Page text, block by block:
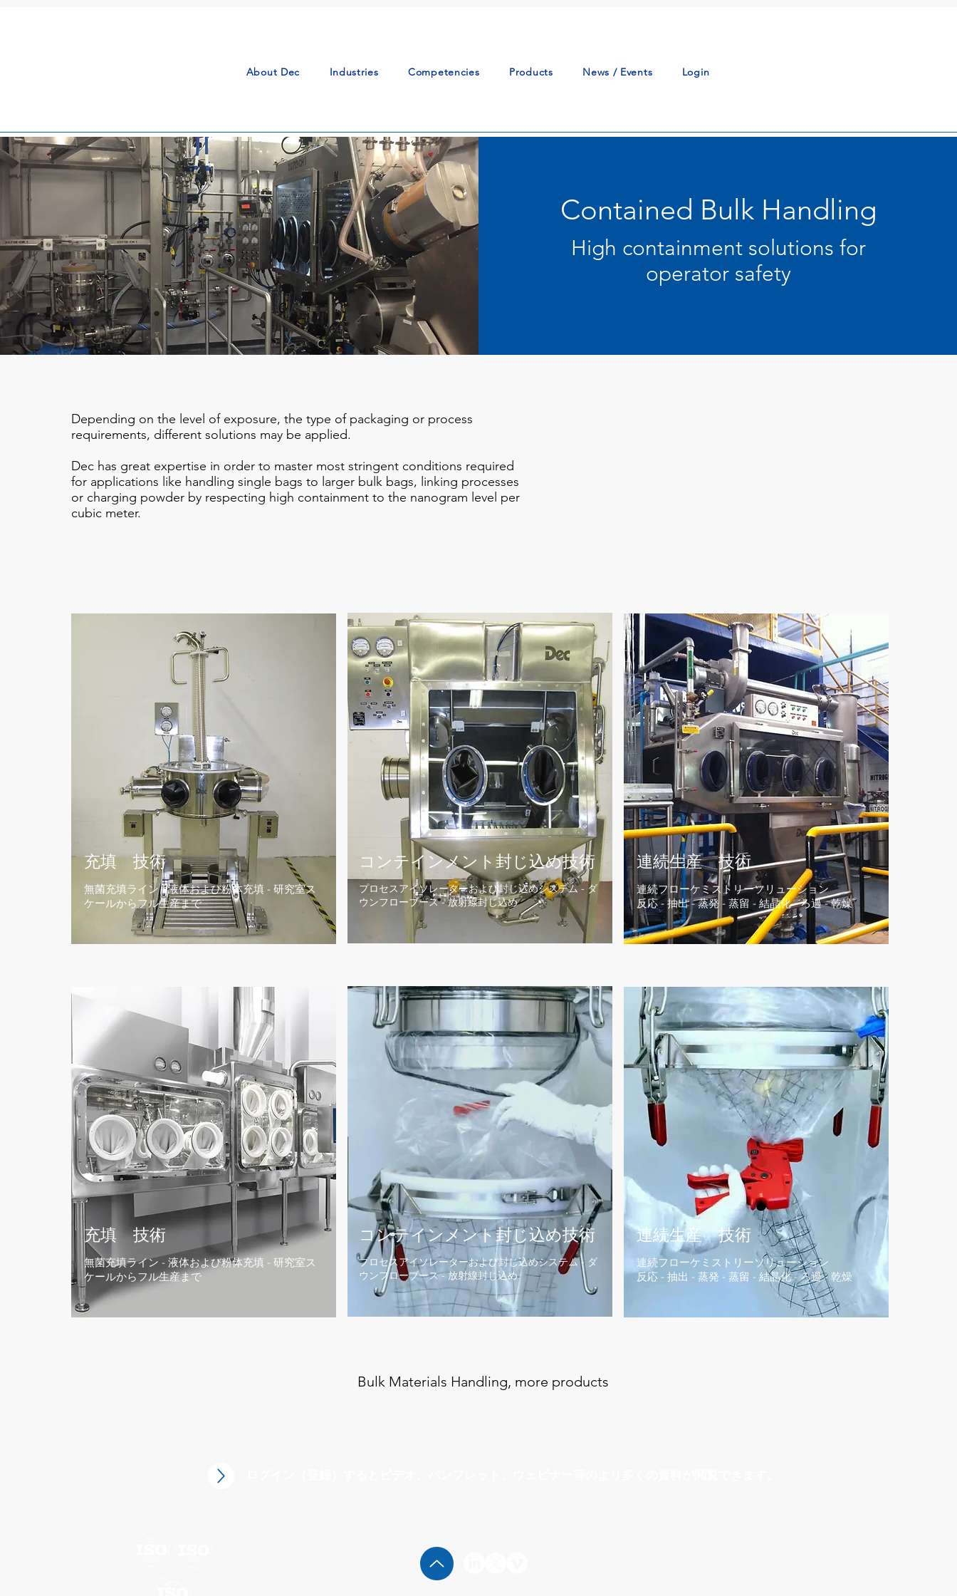
About Dec Industries Competencies Products News / Events Login
Contained Bulk Handling
High containment solutions for
operator safety
Depending on the level of exposure, the type of packaging or process
requirements, different solutions may be applied.
Dec has great expertise in order to master most stringent conditions required
for applications like handling single bags to larger bulk bags, linking processes
or charging powder by respecting high containment to the nanogram level per
cubic meter.
コンテインメント封じ込め​技術
プロセスアイソレーターおよび封じ込めシステム - ダ
ウンフローブース - 放射線封じ込め
充填 技術
無菌充填ライン - 液体および粉体充填 - 研究室ス
ケールからフル生産まで
連続生産 技術
連続フローケミストリーソリューション
反応 - 抽出 - 蒸発 - 蒸留 - 結晶化 - ろ過 - 乾燥
コンテインメント封じ込め​技術
プロセスアイソレーターおよび封じ込めシステム - ダ
ウンフローブース - 放射線封じ込め
充填 技術
無菌充填ライン - 液体および粉体充填 - 研究室ス
ケールからフル生産まで
連続生産 技術
連続フローケミストリーソリューション
反応 - 抽出 - 蒸発 - 蒸留 - 結晶化 - ろ過 - 乾燥
Bulk Materials Handling, more products